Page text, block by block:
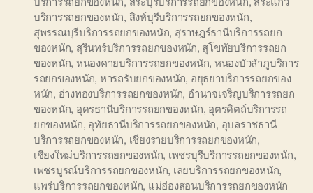
บริการรถยกของหนัก, สิงห์บุรีบริการรถยกของหนัก,
สุพรรณบุรีบริการรถยกของหนัก, สุราษฎร์ธานีบริการรถยก
ของหนัก, สุรินทร์บริการรถยกของหนัก, สุโขทัยบริการรถยก
ของหนัก, หนองคายบริการรถยกของหนัก, หนองบัวลำภูบริการ
รถยกของหนัก, หารถรับยกของหนัก, อยุธยาบริการรถยกของ
หนัก, อ่างทองบริการรถยกของหนัก, อำนาจเจริญบริการรถยก
ของหนัก, อุดรธานีบริการรถยกของหนัก, อุตรดิตถ์บริการรถ
ยกของหนัก, อุทัยธานีบริการรถยกของหนัก, อุบลราชธานี
บริการรถยกของหนัก, เชียงรายบริการรถยกของหนัก,
เชียงใหม่บริการรถยกของหนัก, เพชรบุรีบริการรถยกของหนัก,
เพชรบูรณ์บริการรถยกของหนัก, เลยบริการรถยกของหนัก,
แพร่บริการรถยกของหนัก, แม่ฮ่องสอนบริการรถยกของหนัก